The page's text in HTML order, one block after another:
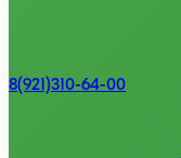
8(921)310-64-00